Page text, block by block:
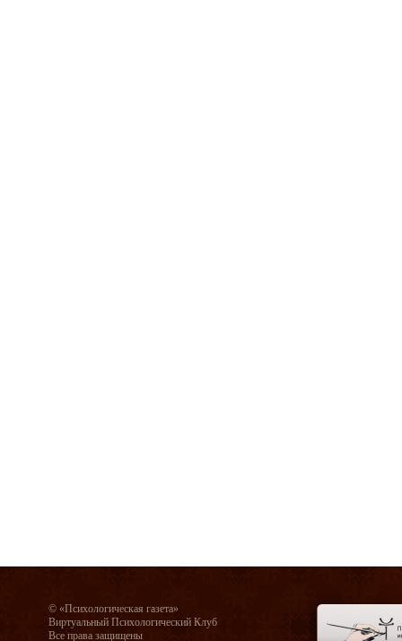
© «Психологическая газета»
Виртуальный Психологический Клуб
Все права защищены